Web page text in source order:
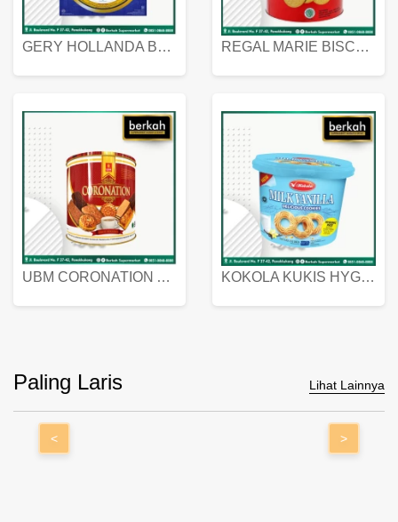
GERY HOLLANDA BUTTER COOKIES 450 GRAM REGAL MARIE BISCUIT KALENG 550 GRAM
UBM CORONATION ASSORTED BISKUIT KALENG 450 GRAM KOKOLA KUKIS HYGIENIC MILK VANILLA PACK 320 GR
Paling Laris Lihat Lainnya
< >